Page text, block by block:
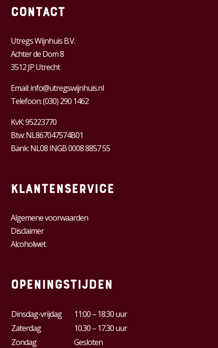
Contact
Utregs Wijnhuis B.V.
Achter de Dom 8
3512 JP Utrecht
Email:info@utregswijnhuis.nl
Telefoon:(030) 290 1462
KvK:95223770
Btw:NL867047574B01
Bank: NL08 INGB 0008 8857 55
Klantenservice
Algemene voorwaarden
Disclaimer
Alcoholwet
Openingstijden
Dinsdag-vrijdag
11:00 – 18:30 uur
Zaterdag
10.30 – 17.30 uur
Zondag
Gesloten